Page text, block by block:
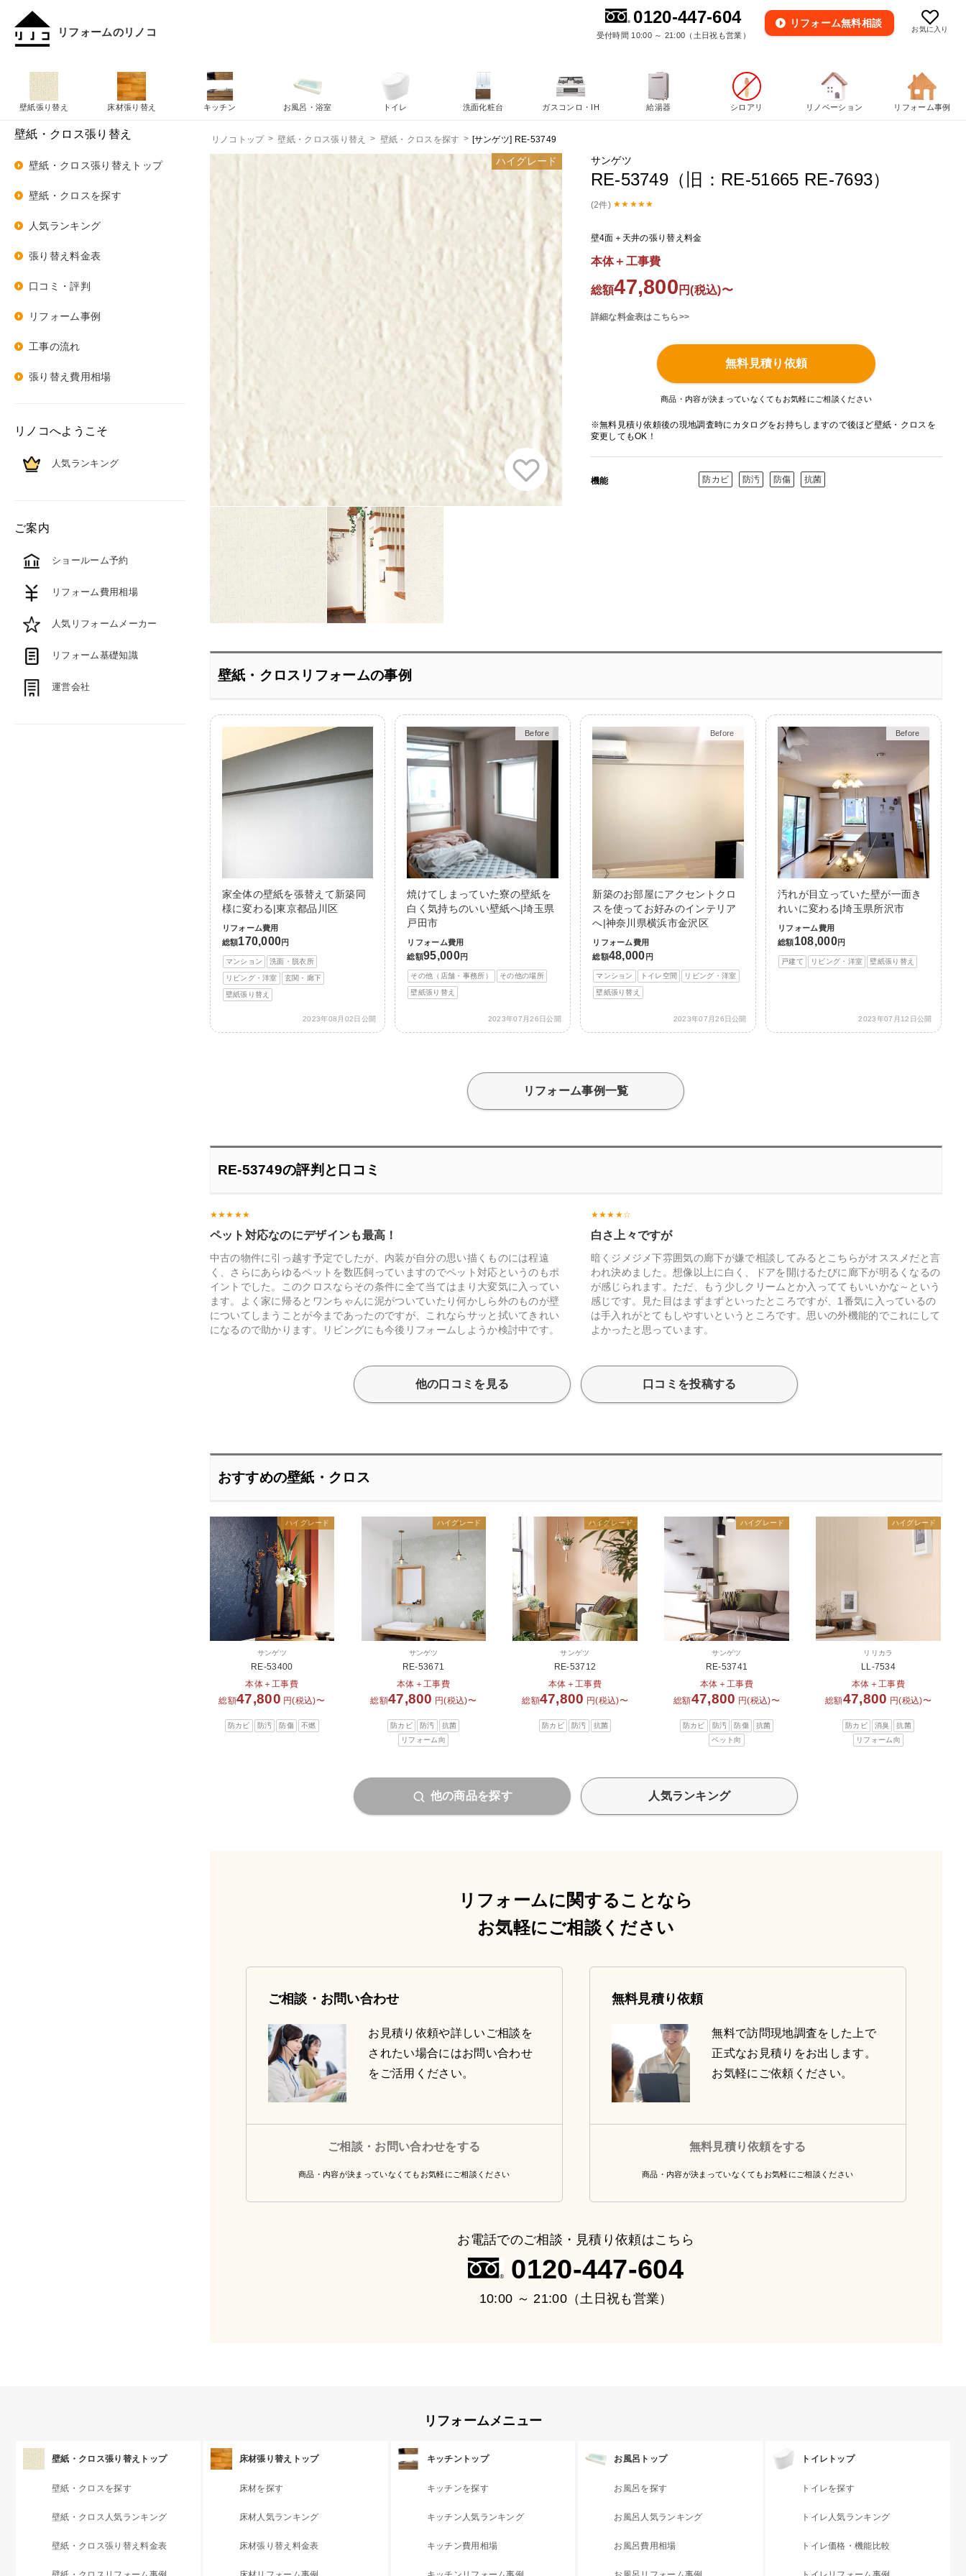
リフォームのリノコ お気に入り
0120-447-604
受付時間 10:00 ～ 21:00（土日祝も営業）
リフォーム無料相談
リノコトップ 壁紙・クロス張り替え 壁紙・クロスを探す [サンゲツ] RE-53749
サンゲツ
RE-53749（旧：RE-51665 RE-7693）
(2件)
ハイグレード
壁4面＋天井の張り替え料金
本体＋工事費
総額47,800 円(税込)〜
詳細な料金表はこちら>>
無料見積り依頼
商品・内容が決まっていなくてもお気軽にご相談ください
※無料見積り依頼後の現地調査時にカタログをお持ちしますので後ほど壁紙・クロスを
変更してもOK！
機能 防カビ 防汚 防傷 抗菌
壁紙・クロスリフォームの事例
家全体の壁紙を張替えて新築同
様に変わる|東京都品川区
リフォーム費用
総額170,000円
マンション 洗面・脱衣所
リビング・洋室 玄関・廊下
壁紙張り替え
2023年08月02日公開
Before
After
焼けてしまっていた寮の壁紙を
白く気持ちのいい壁紙へ|埼玉県
戸田市
リフォーム費用
総額95,000円
その他（店舗・事務所） その他の場所
壁紙張り替え
2023年07月26日公開
Before
After
新築のお部屋にアクセントクロ
スを使ってお好みのインテリア
へ|神奈川県横浜市金沢区
リフォーム費用
総額48,000 円
マンション トイレ空間 リビング・洋室
壁紙張り替え
2023年07月26日公開
Before
After
汚れが目立っていた壁が一面き
れいに変わる|埼玉県所沢市
リフォーム費用
総額108,000円
戸建て リビング・洋室 壁紙張り替え
2023年07月12日公開
リフォーム事例一覧
RE-53749の評判と口コミ
ペット対応なのにデザインも最高！
中古の物件に引っ越す予定でしたが、内装が自分の思い描くものには程遠
く、さらにあらゆるペットを数匹飼っていますのでペット対応というのもポ
イントでした。このクロスならその条件に全て当てはまり大変気に入ってい
ます。よく家に帰るとワンちゃんに泥がついていたり何かしら外のものが壁
についてしまうことが今まであったのですが、これならサッと拭いてきれい
になるので助かります。リビングにも今後リフォームしようか検討中です。
白さ上々ですが
暗くジメジメ下雰囲気の廊下が嫌で相談してみるとこちらがオススメだと言
われ決めました。想像以上に白く、ドアを開けるたびに廊下が明るくなるの
が感じられます。ただ、もう少しクリームとか入っててもいいかな～という
感じです。見た目はまずまずといったところですが、1番気に入っているの
は手入れがとてもしやすいというところです。思いの外機能的でこれにして
よかったと思っています。
他の口コミを見る 口コミを投稿する
おすすめの壁紙・クロス
サンゲツ
RE-53400
本体＋工事費
総額47,800 円(税込)〜
防カビ 防汚 防傷 不燃
ハイグレード
サンゲツ
RE-53671
本体＋工事費
総額47,800 円(税込)〜
防カビ 防汚
抗菌
リフォーム向
ハイグレード
サンゲツ
RE-53712
本体＋工事費
総額47,800 円(税込)〜
防カビ 防汚 抗菌
ハイグレード
サンゲツ
RE-53741
本体＋工事費
総額47,800 円(税込)〜
防カビ 防汚 防傷
抗菌
ペット向
ハイグレード
リリカラ
LL-7534
本体＋工事費
総額47,800 円(税込)〜
防カビ 消臭
抗菌
リフォーム向
ハイグレード
他の商品を探す 人気ランキング
リフォームに関することなら
お気軽にご相談ください
ご相談・お問い合わせ
お見積り依頼や詳しいご相談を
されたい場合にはお問い合わせ
をご活用ください。
ご相談・お問い合わせをする
商品・内容が決まっていなくてもお気軽にご相談ください
無料見積り依頼
無料で訪問現地調査をした上で
正式なお見積りをお出します。
お気軽にご依頼ください。
無料見積り依頼をする
商品・内容が決まっていなくてもお気軽にご相談ください
お電話でのご相談・見積り依頼はこちら
0120-447-604
10:00 ～ 21:00（土日祝も営業）
壁紙張り替え 床材張り替え キッチン お風呂・浴室 トイレ 洗面化粧台 ガスコンロ・IH 給湯器 シロアリ リノベーション リフォーム事例
壁紙・クロス張り替え
壁紙・クロス張り替えトップ
壁紙・クロスを探す
人気ランキング
張り替え料金表
口コミ・評判
リフォーム事例
工事の流れ
張り替え費用相場
リノコへようこそ
人気ランキング
ご案内
ショールーム予約
リフォーム費用相場
人気リフォームメーカー
リフォーム基礎知識
運営会社
リフォームメニュー
壁紙・クロス張り替えトップ
壁紙・クロスを探す
壁紙・クロス人気ランキング
壁紙・クロス張り替え料金表
床材張り替えトップ
床材を探す
床材人気ランキング
床材張り替え料金表
キッチントップ
キッチンを探す
キッチン人気ランキング
キッチン費用相場
お風呂トップ
お風呂を探す
お風呂人気ランキング
お風呂費用相場
トイレトップ
トイレを探す
トイレ人気ランキング
トイレ価格・機能比較